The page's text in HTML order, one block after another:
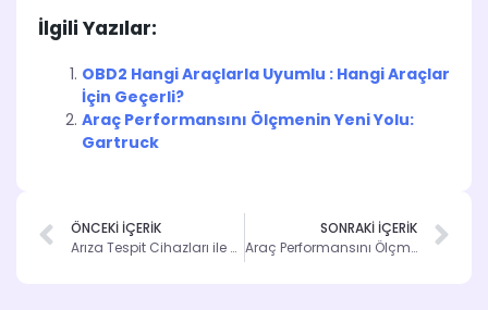
İlgili Yazılar:
OBD2 Hangi Araçlarla Uyumlu : Hangi Araçlar
İçin Geçerli?
Araç Performansını Ölçmenin Yeni Yolu:
Gartruck
ÖNCEKİ İÇERİK
Arıza Tespit Cihazları ile Sorunları Hızla Çözün
SONRAKİ İÇERİK
Araç Performansını Ölçmenin Yeni Yolu: Gartruck